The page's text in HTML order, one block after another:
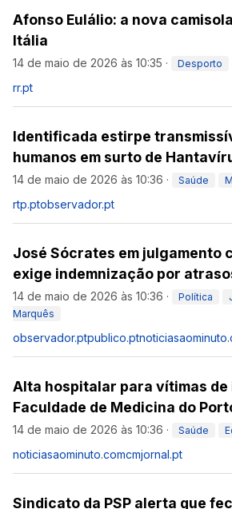
Afonso Eulálio: a nova
Itália
14 de maio de 2026 às 10:35 · Desporto
rr.pt
Identificada estirpe
humanos em surto de
14 de maio de 2026 às 10:36 · Saúde
rtp.ptobservador.pt
José Sócrates em julgamento
exige indemnização por
14 de maio de 2026 às 10:36 · Política
Marquês
observador.ptpublico.pt
Alta hospitalar para vítimas
Faculdade de Medicina do
14 de maio de 2026 às 10:36 · Saúde
noticiasaominuto.comcmjornal.pt
Sindicato da PSP alerta que